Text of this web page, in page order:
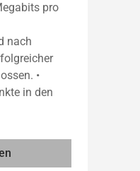
pro
nach
•
in den